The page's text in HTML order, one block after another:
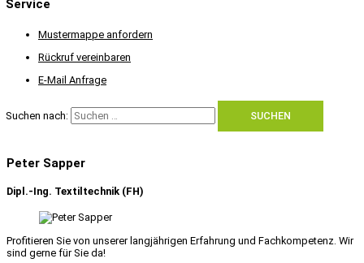
Service
Mustermappe anfordern
Rückruf vereinbaren
E-Mail Anfrage
Suchen nach:
Peter Sapper
Dipl.-Ing. Textiltechnik (FH)
Profitieren Sie von unserer langjährigen Erfahrung und Fachkompetenz. Wir
sind gerne für Sie da!